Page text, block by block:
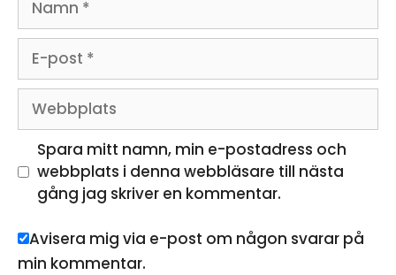
post
Webbplats
Spara mitt namn, min e-postadress och
webbplats i denna webbläsare till nästa
gång jag skriver en kommentar.
Avisera mig via e-post om någon svarar på
min kommentar.